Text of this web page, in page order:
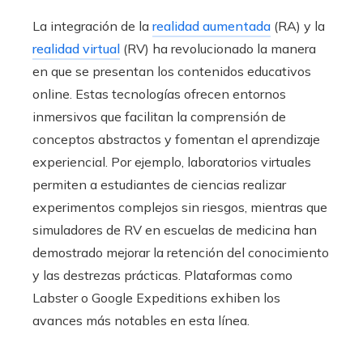
La integración de la realidad aumentada (RA) y la
realidad virtual (RV) ha revolucionado la manera
en que se presentan los contenidos educativos
online. Estas tecnologías ofrecen entornos
inmersivos que facilitan la comprensión de
conceptos abstractos y fomentan el aprendizaje
experiencial. Por ejemplo, laboratorios virtuales
permiten a estudiantes de ciencias realizar
experimentos complejos sin riesgos, mientras que
simuladores de RV en escuelas de medicina han
demostrado mejorar la retención del conocimiento
y las destrezas prácticas. Plataformas como
Labster o Google Expeditions exhiben los
avances más notables en esta línea.